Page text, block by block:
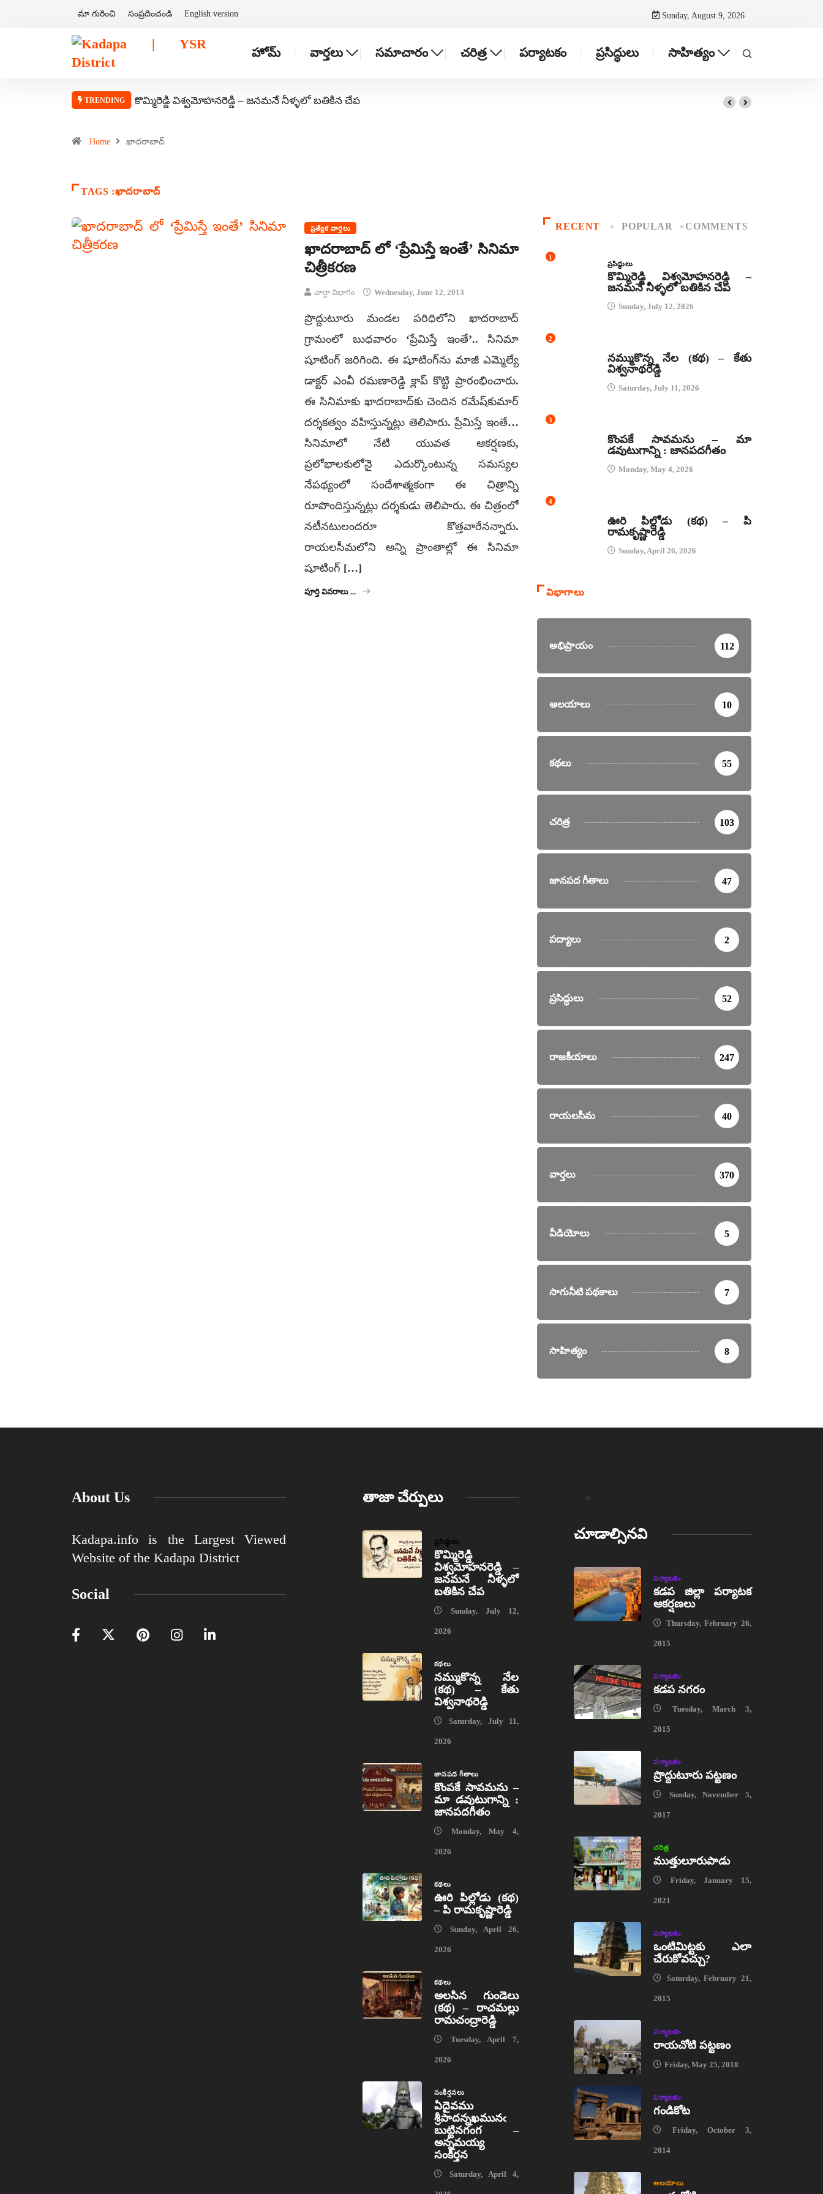
మా గురించి సంప్రదించండి English version Sunday, August 9, 2026
హోమ్ వార్తలు సమాచారం చరిత్ర పర్యాటకం ప్రసిద్ధులు సాహిత్యం
TRENDING కొమ్మిరెడ్డి విశ్వమోహనరెడ్డి – జనమనే నీళ్ళలో బతికిన చేప
Home ఖాదరాబాద్
TAGS :ఖాదరాబాద్
ప్రత్యేక వార్తలు
ఖాదరాబాద్ లో ‘ప్రేమిస్తే ఇంతే’ సినిమా
చిత్రీకరణ
వార్తా విభాగం Wednesday, June 12, 2013
ప్రొద్దుటూరు మండల పరిధిలోని ఖాదరాబాద్
గ్రామంలో బుధవారం ‘ప్రేమిస్తే ఇంతే’.. సినిమా
షూటింగ్ జరిగింది. ఈ షూటింగ్‌ను మాజీ ఎమ్మెల్యే
డాక్టర్ ఎంవీ రమణారెడ్డి క్లాప్ కొట్టి ప్రారంభించారు.
ఈ సినిమాకు ఖాదరాబాద్‌కు చెందిన రమేష్‌కుమార్
దర్శకత్వం వహిస్తున్నట్లు తెలిపారు. ప్రేమిస్తే ఇంతే…
సినిమాలో నేటి యువత ఆకర్షణకు,
ప్రలోభాలకులోనై ఎదుర్కొంటున్న సమస్యల
నేపథ్యంలో సందేశాత్మకంగా ఈ చిత్రాన్ని
రూపొందిస్తున్నట్లు దర్శకుడు తెలిపారు. ఈ చిత్రంలో
నటీనటులందరూ కొత్తవారేనన్నారు.
రాయలసీమలోని అన్ని ప్రాంతాల్లో ఈ సినిమా
షూటింగ్ […]
పూర్తి వివరాలు ...
RECENT POPULAR COMMENTS
1
ప్రసిద్ధులు
కొమ్మిరెడ్డి విశ్వమోహనరెడ్డి –
జనమనే నీళ్ళలో బతికిన చేప
Sunday, July 12, 2026
2
నమ్ముకొన్న నేల (కథ) – కేతు
విశ్వనాథరెడ్డి
Saturday, July 11, 2026
3
కొంపకే సావమను – మా
డవుటుగాన్ని : జానపదగీతం
Monday, May 4, 2026
4
ఊరి పిల్లోడు (కథ) – పి
రామకృష్ణారెడ్డి
Sunday, April 26, 2026
విభాగాలు
అభిప్రాయం 112
ఆలయాలు 10
కథలు 55
చరిత్ర 103
జానపద గీతాలు 47
పద్యాలు 2
ప్రసిద్ధులు 52
రాజకీయాలు 247
రాయలసీమ 40
వార్తలు 370
వీడియోలు 5
సాగునీటి పథకాలు 7
సాహిత్యం 8
About Us
Kadapa.info is the Largest Viewed
Website of the Kadapa District
Social
తాజా చేర్పులు
ప్రసిద్ధులు
కొమ్మిరెడ్డి
విశ్వమోహనరెడ్డి –
జనమనే నీళ్ళలో
బతికిన చేప
Sunday, July 12,
2026
కథలు
నమ్ముకొన్న నేల
(కథ) – కేతు
విశ్వనాథరెడ్డి
Saturday, July 11,
2026
జానపద గీతాలు
కొంపకే సావమను –
మా డవుటుగాన్ని :
జానపదగీతం
Monday, May 4,
2026
కథలు
ఊరి పిల్లోడు (కథ)
– పి రామకృష్ణారెడ్డి
Sunday, April 26,
2026
కథలు
అలసిన గుండెలు
(కథ) – రాచమల్లు
రామచంద్రారెడ్డి
Tuesday, April 7,
2026
సంకీర్తనలు
ఏదైవము
శ్రీపాదన్నఖమునఁ
బుట్టినగంగ –
అన్నమయ్య
సంకీర్తన
Saturday, April 4,
చూడాల్సినవి
పర్యాటకం
కడప జిల్లా పర్యాటక
ఆకర్షణలు
Thursday, February 26,
2015
పర్యాటకం
కడప నగరం
Tuesday, March 3,
2015
పర్యాటకం
ప్రొద్దుటూరు పట్టణం
Sunday, November 5,
2017
చరిత్ర
ముత్తులూరుపాడు
Friday, January 15,
2021
పర్యాటకం
ఒంటిమిట్టకు ఎలా
చేరుకోవచ్చు?
Saturday, February 21,
2015
పర్యాటకం
రాయచోటి పట్టణం
Friday, May 25, 2018
పర్యాటకం
గండికోట
Friday, October 3,
2014
ఆలయాలు